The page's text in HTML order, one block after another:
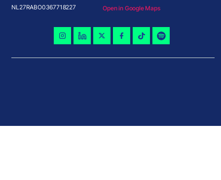
NL27RABO0367718227
Open in Google Maps